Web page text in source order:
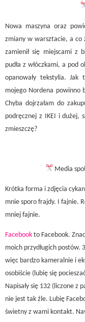
Nowa maszyna oraz
zmiany w warsztacie, a co
zamienił się miejscami z
pudła z włóczkami, a pod
opanowały tekstylia. Jak
mojego Nordena powinno
Chyba dojrzałam do
podręcznej z IKEI i dużej,
zmieszczę?
Media
Krótka forma i zdjęcia
mnie sporo frajdy. I fajnie.
mniej fajnie.
Facebook to Facebook.
moich przydługich postów.
więc bardzo kameralnie i
osobiście (lubię się
Napisały się 132 (liczone z
nie jest tak źle. Lubię
świetny z wami kontakt.